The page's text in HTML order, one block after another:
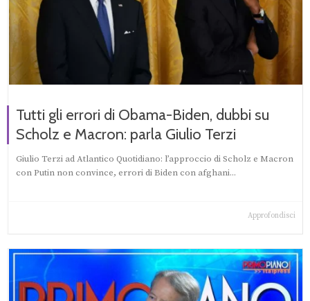
Tutti gli errori di Obama-Biden, dubbi su
Scholz e Macron: parla Giulio Terzi
Giulio Terzi ad Atlantico Quotidiano: l’approccio di Scholz e Macron
con Putin non convince, errori di Biden con afghani...
Approfondisci